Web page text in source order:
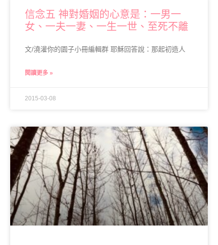
信念五 神對婚姻的心意是：一男一
女、一夫一妻、一生一世、至死不離
文/澆灌你的園子小冊編輯群 耶穌回答說：那起初造人
閱讀更多 »
2015-03-08